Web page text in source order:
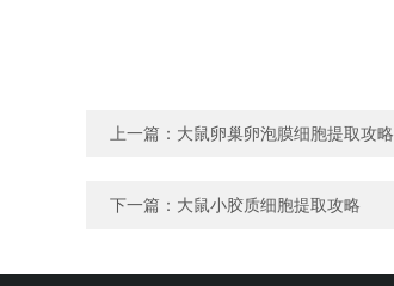
上一篇： 大鼠卵巢卵泡膜细胞提取攻略
下一篇： 大鼠小胶质细胞提取攻略